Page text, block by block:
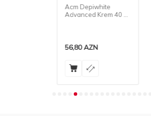
Acm Depiwhite
Advanced Krem 40 ml
56,80AZN